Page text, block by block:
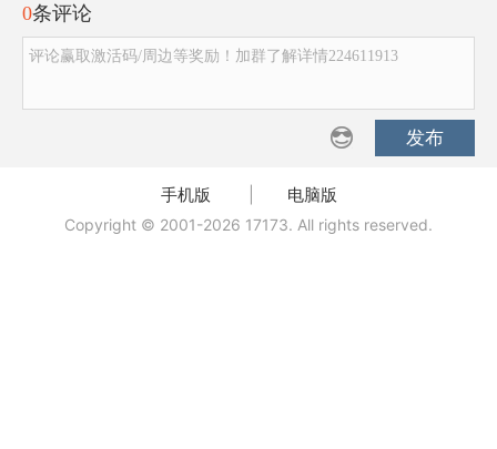
0条评论
评论赢取激活码/周边等奖励！加群了解详情224611913
发布
手机版 电脑版
Copyright © 2001-2026 17173. All rights reserved.